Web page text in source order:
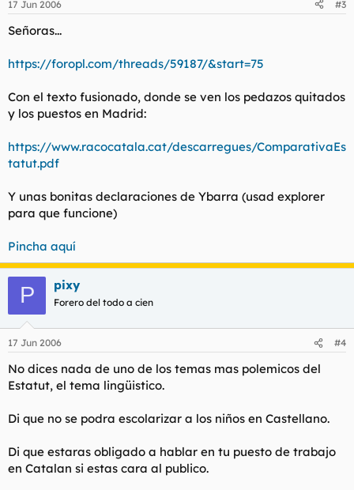
17 Jun 2006 #3
Señoras...
https://foropl.com/threads/59187/&start=75
Con el texto fusionado, donde se ven los pedazos quitados
y los puestos en Madrid:
https://www.racocatala.cat/descarregues/ComparativaEs
tatut.pdf
Y unas bonitas declaraciones de Ybarra (usad explorer
para que funcione)
Pincha aquí
P pixy
Forero del todo a cien
17 Jun 2006 #4
No dices nada de uno de los temas mas polemicos del
Estatut, el tema lingüistico.
Di que no se podra escolarizar a los niños en Castellano.
Di que estaras obligado a hablar en tu puesto de trabajo
en Catalan si estas cara al publico.